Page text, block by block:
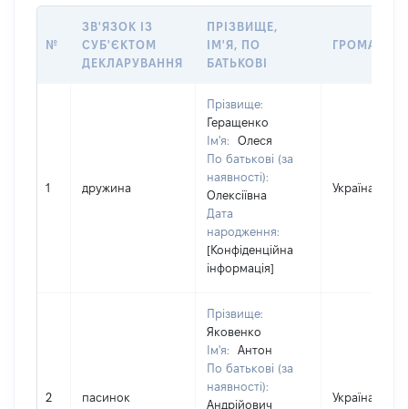
№
ЗВ'ЯЗОК ІЗ
СУБ'ЄКТОМ
ДЕКЛАРУВАННЯ
ПРІЗВИЩЕ,
ІМ'Я, ПО
БАТЬКОВІ
1 дружина
Прізвище:
Геращенко
Ім'я:
Олеся
По батькові (за
наявності):
Олексіївна
Дата
народження:
[Конфіденційна
інформація]
Україна
2 пасинок
Прізвище:
Яковенко
Ім'я:
Антон
По батькові (за
наявності):
Андрійович
Україна